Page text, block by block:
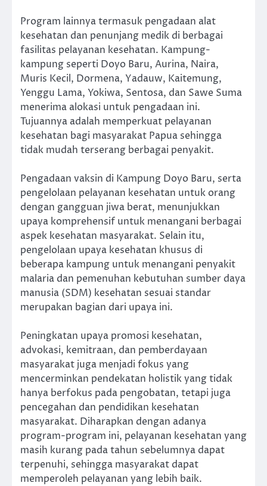
Program lainnya termasuk pengadaan alat
kesehatan dan penunjang medik di berbagai
fasilitas pelayanan kesehatan. Kampung-
kampung seperti Doyo Baru, Aurina, Naira,
Muris Kecil, Dormena, Yadauw, Kaitemung,
Yenggu Lama, Yokiwa, Sentosa, dan Sawe Suma
menerima alokasi untuk pengadaan ini.
Tujuannya adalah memperkuat pelayanan
kesehatan bagi masyarakat Papua sehingga
tidak mudah terserang berbagai penyakit.
Pengadaan vaksin di Kampung Doyo Baru, serta
pengelolaan pelayanan kesehatan untuk orang
dengan gangguan jiwa berat, menunjukkan
upaya komprehensif untuk menangani berbagai
aspek kesehatan masyarakat. Selain itu,
pengelolaan upaya kesehatan khusus di
beberapa kampung untuk menangani penyakit
malaria dan pemenuhan kebutuhan sumber daya
manusia (SDM) kesehatan sesuai standar
merupakan bagian dari upaya ini.
Peningkatan upaya promosi kesehatan,
advokasi, kemitraan, dan pemberdayaan
masyarakat juga menjadi fokus yang
mencerminkan pendekatan holistik yang tidak
hanya berfokus pada pengobatan, tetapi juga
pencegahan dan pendidikan kesehatan
masyarakat. Diharapkan dengan adanya
program-program ini, pelayanan kesehatan yang
masih kurang pada tahun sebelumnya dapat
terpenuhi, sehingga masyarakat dapat
memperoleh pelayanan yang lebih baik.